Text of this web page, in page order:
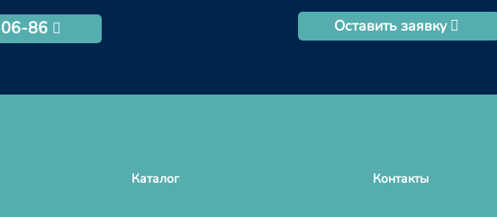
86 Оставить заявку
Каталог Контакты